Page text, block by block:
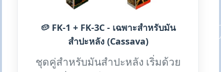
🥔 FK-1 + FK-3C - เฉพาะสำหรับมัน
สำปะหลัง (Cassava)
ชุดคู่สำหรับมันสำปะหลัง เริ่มด้วย